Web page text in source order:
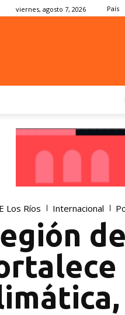
viernes, agosto 7, 2026 País
Los Ríos Internacional